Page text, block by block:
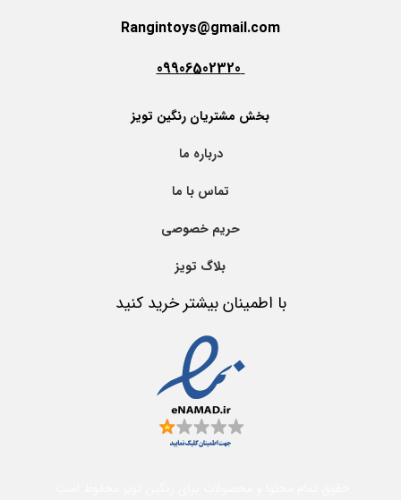
Rangintoys@gmail.com
09906502320
بخش مشتریان رنگین تویز
درباره ما
تماس با ما
حریم خصوصی
بلاگ تویز
با اطمینان بیشتر خرید کنید